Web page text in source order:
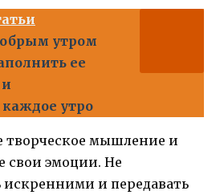
утром
ее
утро
творческое мышление и
свои эмоции. Не
искренними и передавать